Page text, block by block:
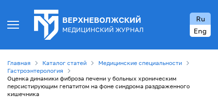
ВЕРХНЕВОЛЖСКИЙ
МЕДИЦИНСКИЙ ЖУРНАЛ
Ru
Eng
Главная Каталог статей
Медицинские специальности
Гастроэнтерология
Оценка динамики фиброза печени у больных хроническим
персистирующим гепатитом на фоне синдрома раздраженного
кишечника